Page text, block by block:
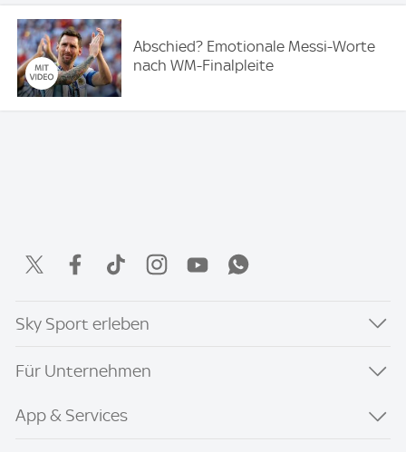
Abschied? Emotionale Messi-Worte
nach WM-Finalpleite
Sky Sport erleben
Für Unternehmen
App & Services